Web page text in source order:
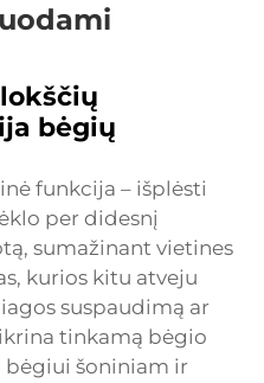
bėgių
funkcija – išplėsti
per didesnį
sumažinant vietines
kurios kitu atveju
suspaudimą ar
tinkamą bėgio
bėgiui šoniniam ir